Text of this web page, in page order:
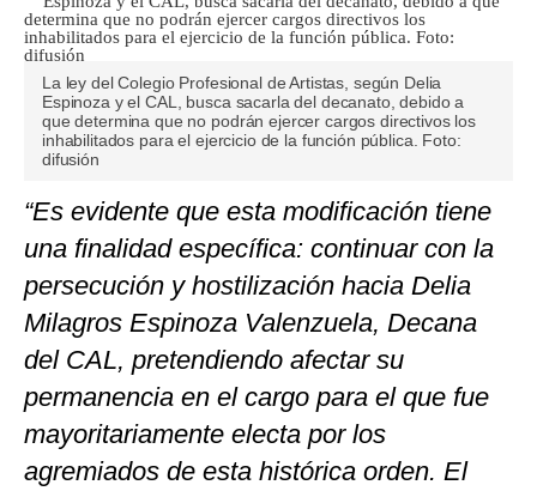
La ley del Colegio Profesional de Artistas, según Delia
Espinoza y el CAL, busca sacarla del decanato, debido a
que determina que no podrán ejercer cargos directivos los
inhabilitados para el ejercicio de la función pública. Foto:
difusión
“Es evidente que esta modificación tiene
una finalidad específica: continuar con la
persecución y hostilización hacia Delia
Milagros Espinoza Valenzuela, Decana
del CAL, pretendiendo afectar su
permanencia en el cargo para el que fue
mayoritariamente electa por los
agremiados de esta histórica orden. El